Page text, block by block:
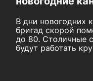
В дни новогодних
бригад скорой
до 80. Столичные
будут работать